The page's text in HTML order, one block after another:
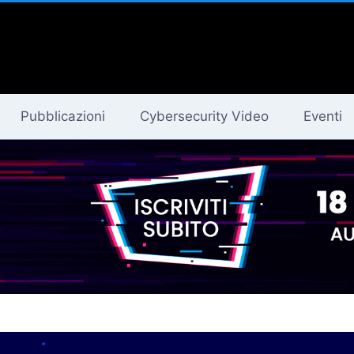
Pubblicazioni Cybersecurity Video Eventi